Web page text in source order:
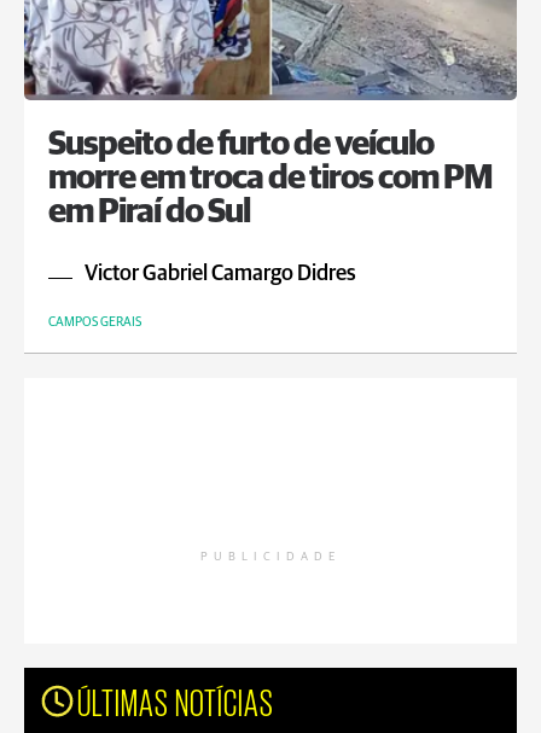
Suspeito de furto de veículo
morre em troca de tiros com PM
em Piraí do Sul
Victor Gabriel Camargo Didres
CAMPOS GERAIS
PUBLICIDADE
ÚLTIMAS NOTÍCIAS